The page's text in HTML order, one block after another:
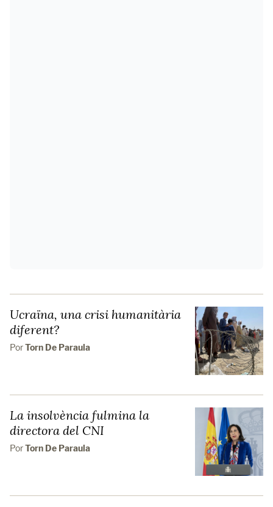
Ucraïna, una crisi humanitària
diferent?
PorTorn De Paraula
La insolvència fulmina la
directora del CNI
PorTorn De Paraula